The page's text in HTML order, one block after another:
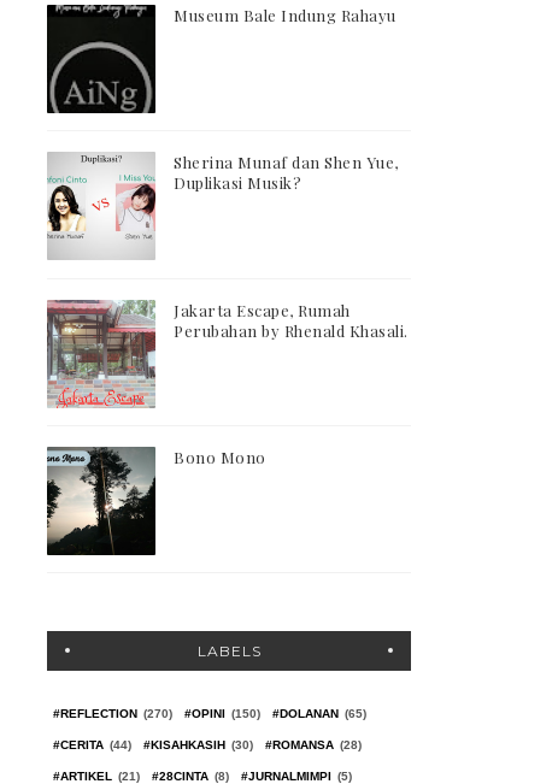
Museum Bale Indung Rahayu
Sherina Munaf dan Shen Yue,
Duplikasi Musik?
Jakarta Escape, Rumah
Perubahan by Rhenald Khasali.
Bono Mono
LABELS
#REFLECTION (270) #OPINI (150) #DOLANAN (65)
#CERITA (44) #KISAHKASIH (30) #ROMANSA (28)
#ARTIKEL (21) #28CINTA (8) #JURNALMIMPI (5)